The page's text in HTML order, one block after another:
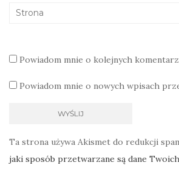
Powiadom mnie o kolejnych
Powiadom mnie o nowych wpisach
Ta strona używa Akismet do redukcji
jaki sposób przetwarzane są dane